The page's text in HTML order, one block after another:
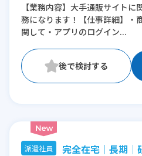
9:00〜18:00(休憩1:00)
10:00〜19:00(休憩1:00)
11:00〜20:00(休憩1:00)
12:00〜21:00(休憩1:00)
13:00〜22:00(休憩1:00)
14:00〜23:00(休憩1:00)
15:00〜翌0:00(休憩1:00)
【業務内容】大手通販サイト
務になります！【仕事詳細】・
関して・アプリのログイン...
派遣社員
完全在宅│長期│